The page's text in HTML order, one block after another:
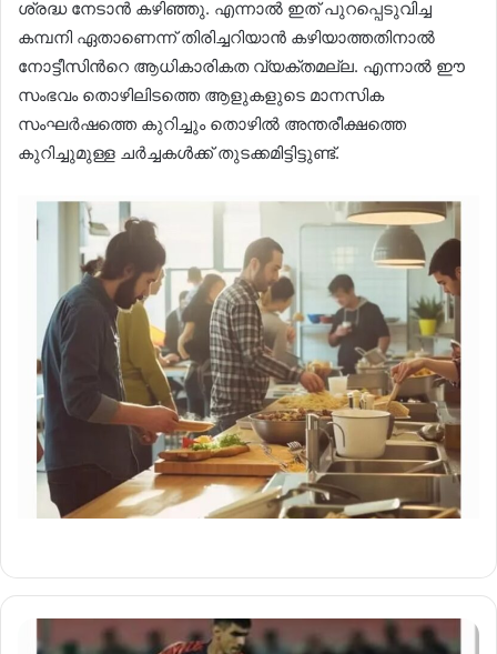
ശ്രദ്ധ നേടാൻ കഴിഞ്ഞു. എന്നാൽ ഇത് പുറപ്പെടുവിച്ച
കമ്പനി ഏതാണെന്ന് തിരിച്ചറിയാൻ കഴിയാത്തതിനാൽ
നോട്ടീസിന്‍റെ ആധികാരികത വ്യക്തമല്ല. എന്നാൽ ഈ
സംഭവം തൊഴിലിടത്തെ ആളുകളുടെ മാനസിക
സംഘർഷത്തെ കുറിച്ചും തൊഴിൽ അന്തരീക്ഷത്തെ
കുറിച്ചുമുള്ള ചർച്ചകൾക്ക് തുടക്കമിട്ടിട്ടുണ്ട്.